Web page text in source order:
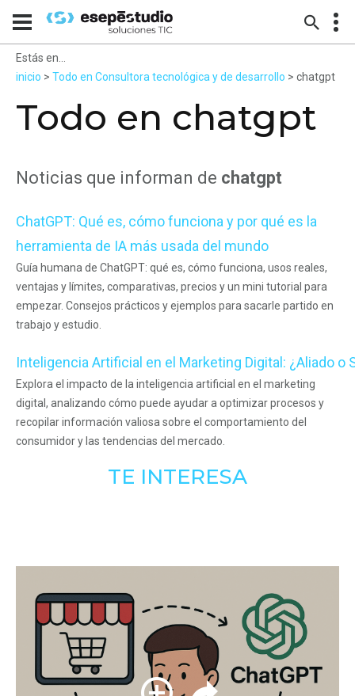
Estás en...
inicio > Todo en Consultora tecnológica y de desarrollo > chatgpt
Todo en chatgpt
Noticias que informan de chatgpt
ChatGPT: Qué es, cómo funciona y por qué es la
herramienta de IA más usada del mundo
Guía humana de ChatGPT: qué es, cómo funciona, usos reales,
ventajas y límites, comparativas, precios y un mini tutorial para
empezar. Consejos prácticos y ejemplos para sacarle partido en
trabajo y estudio.
Inteligencia Artificial en el Marketing Digital: ¿Aliado o
Explora el impacto de la inteligencia artificial en el marketing
digital, analizando cómo puede ayudar a optimizar procesos y
recopilar información valiosa sobre el comportamiento del
consumidor y las tendencias del mercado.
TE INTERESA